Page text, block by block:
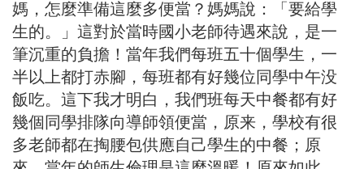
媽，怎麼準備這麼多便當？媽媽說：「要給學
生的。」這對於當時國小老師待遇來說，是一
筆沉重的負擔！當年我們每班五十個學生，一
半以上都打赤腳，每班都有好幾位同學中午没
飯吃。這下我才明白，我們班每天中餐都有好
幾個同學排隊向導師領便當，原来，學校有很
多老師都在掏腰包供應自己學生的中餐；原